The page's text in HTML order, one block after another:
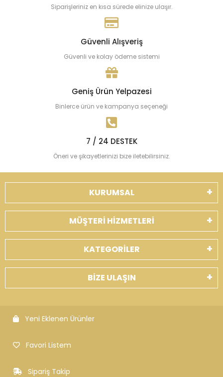
Siparişleriniz en kısa sürede elinize ulaşır.
Güvenli Alışveriş
Güvenli ve kolay ödeme sistemi
Geniş Ürün Yelpazesi
Binlerce ürün ve kampanya seçeneği
7 / 24 DESTEK
Öneri ve şikayetlerinizi bize iletebilirsiniz.
KURUMSAL
MÜŞTERİ HİZMETLERİ
KATEGORİLER
BİZE ULAŞIN
Yeni Eklenen Ürünler
Favori Listem
Sipariş Takip